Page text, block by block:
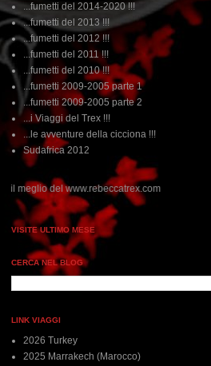
...fumetti del 2014-2020 !!!
...fumetti del 2013 !!!
...fumetti del 2012 !!!
...fumetti del 2011 !!!
...fumetti del 2010 !!!
...fumetti 2009-2005 parte 1
...fumetti 2009-2005 parte 2
...i Viaggi del Trex !!!
...le avventure della cicciona !!!
Sudafrica 2012
VISITE ULTIMO MESE
CERCA NEL BLOG
LINK VIAGGI
2026 Turkey
2025 Marrakech (Marocco)